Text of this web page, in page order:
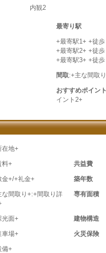
内観2
最寄り駅
+最寄駅1+ +徒
+最寄駅2+ +徒
+最寄駅3+ +徒
間取:+主な間取
おすすめポイン
イント2+
在地+
料+ 共益費
金+/+礼金+ 築年数
な間取り+:+間取り詳
専有面積
光面+ 建物構造
車場+ 火災保険
備+